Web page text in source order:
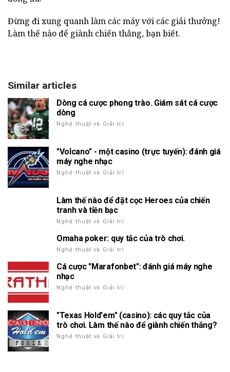
Đừng đi xung quanh làm các máy với các giải thưởng!
Làm thế nào để giành chiến thắng, bạn biết.
Similar articles
Dòng cá cược phong trào. Giám sát cá cược
dòng
Nghệ thuật và Giải trí
"Volcano" - một casino (trực tuyến): đánh giá
máy nghe nhạc
Nghệ thuật và Giải trí
Làm thế nào để đặt cọc Heroes của chiến
tranh và tiền bạc
Nghệ thuật và Giải trí
Omaha poker: quy tắc của trò chơi.
Nghệ thuật và Giải trí
Cá cược "Marafonbet": đánh giá máy nghe
nhạc
Nghệ thuật và Giải trí
"Texas Hold'em" (casino): các quy tắc của
trò chơi. Làm thế nào để giành chiến thắng?
Nghệ thuật và Giải trí